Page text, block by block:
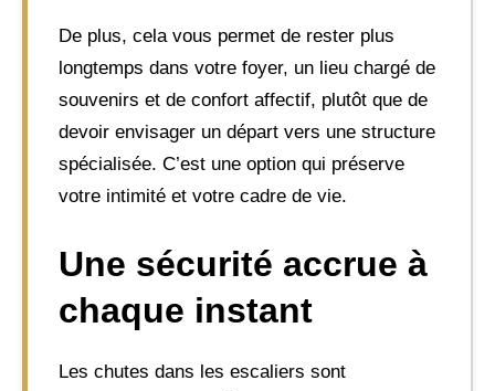
De plus, cela vous permet de rester plus
longtemps dans votre foyer, un lieu chargé de
souvenirs et de confort affectif, plutôt que de
devoir envisager un départ vers une structure
spécialisée. C’est une option qui préserve
votre intimité et votre cadre de vie.
Une sécurité accrue à
chaque instant
Les chutes dans les escaliers sont